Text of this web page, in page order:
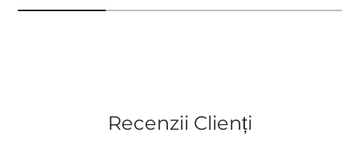
Recenzii Clienți